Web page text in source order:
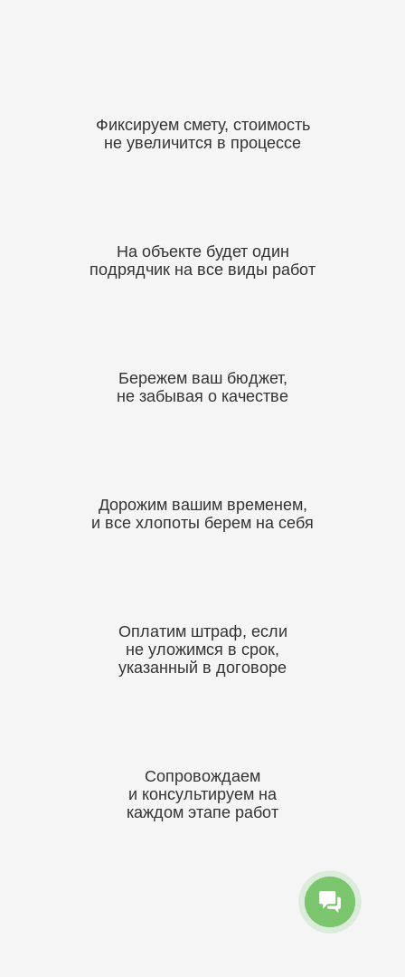
Фиксируем смету, стоимость
не увеличится в процессе
На объекте будет один
подрядчик на все виды работ
Бережем ваш бюджет,
не забывая о качестве
Дорожим вашим временем,
и все хлопоты берем на себя
Оплатим штраф, если
не уложимся в срок,
указанный в договоре
Сопровождаем
и консультируем на
каждом этапе работ